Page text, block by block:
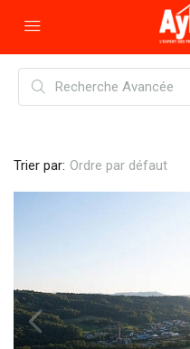
Trier par: Ordre par défaut